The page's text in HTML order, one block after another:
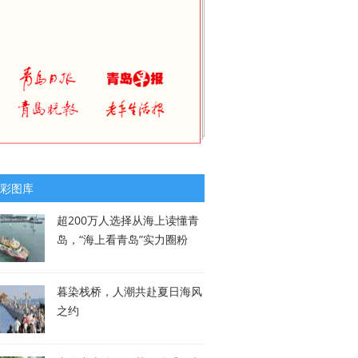
图库
超200万人选择从海上读懂青
岛，“海上看青岛”实力圈粉
暮染栈桥，人潮共赴夏日海风
之约